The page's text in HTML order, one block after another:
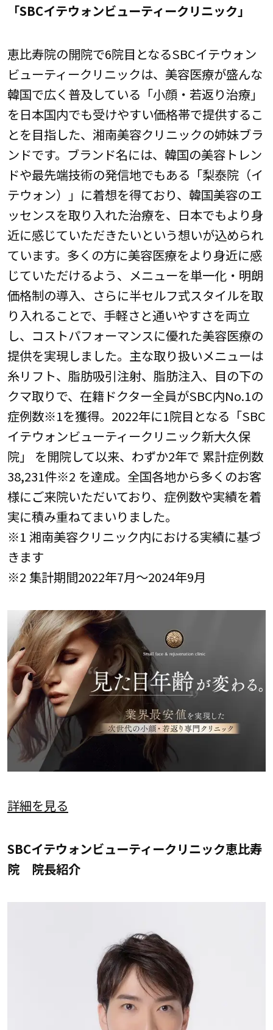
「SBCイテウォンビューティークリニック」
恵比寿院の開院で6院目となるSBCイテウォン
ビューティークリニックは、美容医療が盛んな
韓国で広く普及している「小顔・若返り治療」
を日本国内でも受けやすい価格帯で提供するこ
とを目指した、湘南美容クリニックの姉妹ブラ
ンドです。ブランド名には、韓国の美容トレン
ドや最先端技術の発信地でもある「梨泰院（イ
テウォン）」に着想を得ており、韓国美容のエ
ッセンスを取り入れた治療を、日本でもより身
近に感じていただきたいという想いが込められ
ています。多くの方に美容医療をより身近に感
じていただけるよう、メニューを単一化・明朗
価格制の導入、さらに半セルフ式スタイルを取
り入れることで、手軽さと通いやすさを両立
し、コストパフォーマンスに優れた美容医療の
提供を実現しました。主な取り扱いメニューは
糸リフト、脂肪吸引注射、脂肪注入、目の下の
クマ取りで、在籍ドクター全員がSBC内No.1の
症例数※1を獲得。2022年に1院目となる「SBC
イテウォンビューティークリニック新大久保
院」 を開院して以来、わずか2年で 累計症例数
38,231件※2 を達成。全国各地から多くのお客
様にご来院いただいており、症例数や実績を着
実に積み重ねてまいりました。
※1 湘南美容クリニック内における実績に基づ
きます
※2 集計期間2022年7月～2024年9月
詳細を見る
SBCイテウォンビューティークリニック恵比寿
院 院長紹介